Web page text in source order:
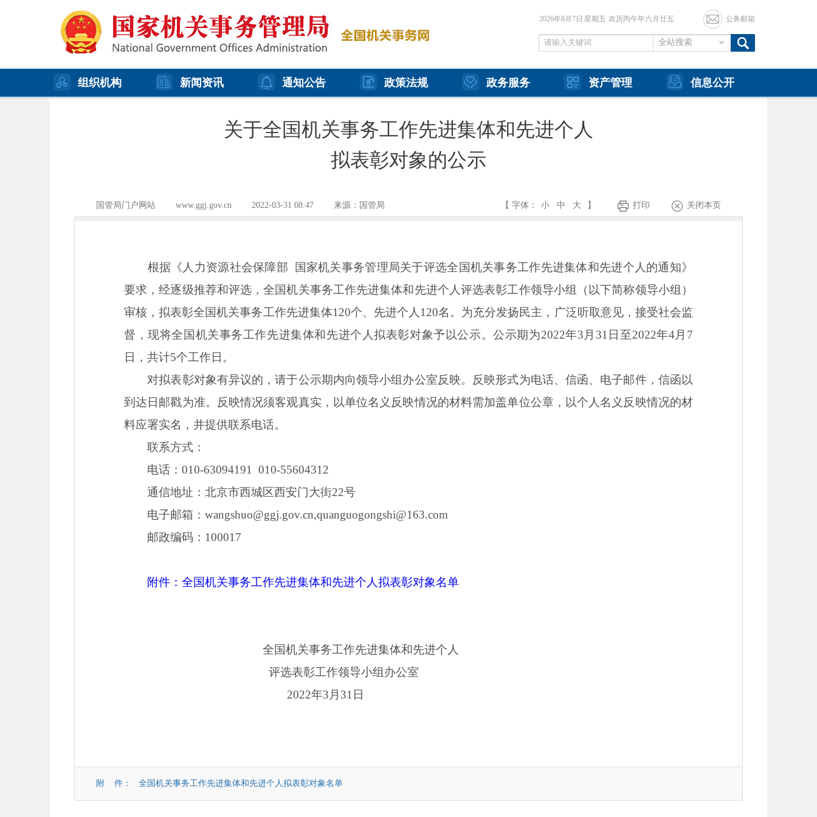
公务邮箱
2026年8月7日 星期五 农历丙午年六月廿五
全站搜索
组织机构 新闻资讯 通知公告 政策法规 政务服务 资产管理 信息公开
关于全国机关事务工作先进集体和先进个人
拟表彰对象的公示
国管局门户网站 www.ggj.gov.cn 2022-03-31 08:47 来源：国管局 关闭本页
打印
【 字体： 小 中 大 】
根据《人力资源社会保障部 国家机关事务管理局关于评选全国机关事务工作先进集体和先进个人的通知》
要求，经逐级推荐和评选，全国机关事务工作先进集体和先进个人评选表彰工作领导小组（以下简称领导小组）
审核，拟表彰全国机关事务工作先进集体120个、先进个人120名。为充分发扬民主，广泛听取意见，接受社会监
督，现将全国机关事务工作先进集体和先进个人拟表彰对象予以公示。公示期为2022年3月31日至2022年4月7
日，共计5个工作日。
对拟表彰对象有异议的，请于公示期内向领导小组办公室反映。反映形式为电话、信函、电子邮件，信函以
到达日邮戳为准。反映情况须客观真实，以单位名义反映情况的材料需加盖单位公章，以个人名义反映情况的材
料应署实名，并提供联系电话。
联系方式：
电话：010-63094191 010-55604312
通信地址：北京市西城区西安门大街22号
电子邮箱：wangshuo@ggj.gov.cn,quanguogongshi@163.com
邮政编码：100017
附件：全国机关事务工作先进集体和先进个人拟表彰对象名单
全国机关事务工作先进集体和先进个人
评选表彰工作领导小组办公室
2022年3月31日
附 件： 全国机关事务工作先进集体和先进个人拟表彰对象名单